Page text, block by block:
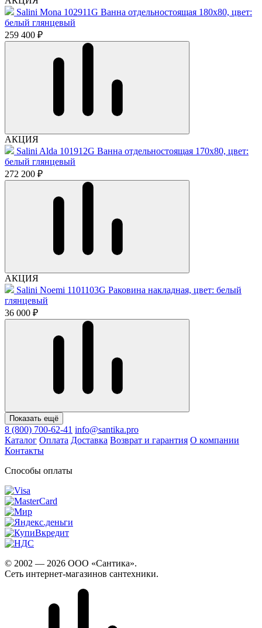
Salini Mona 102911G Ванна отдельностоящая 180x80, цвет:
белый глянцевый
259 400 ₽
АКЦИЯ
Salini Alda 101912G Ванна отдельностоящая 170х80, цвет:
белый глянцевый
272 200 ₽
АКЦИЯ
Salini Noemi 1101103G Раковина накладная, цвет: белый
глянцевый
36 000 ₽
Показать ещё
8 (800) 700-62-41 info@santika.pro
Каталог Оплата Доставка Возврат и гарантия О компании
Контакты
Способы оплаты
© 2002 — 2026 ООО «Сантика».
Сеть интернет-магазинов сантехники.